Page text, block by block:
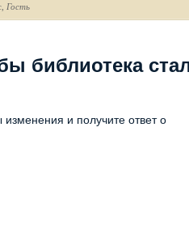
Гость
библиотека
и получите ответ о